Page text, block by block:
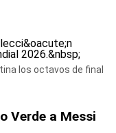
los octavos de final
Verde a Messi